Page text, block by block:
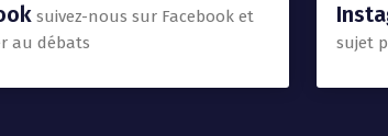
suivez-nous sur Facebook et
au débats
sujet